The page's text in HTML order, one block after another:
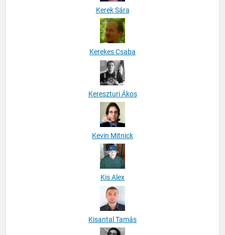
Kerek Sára
Kerekes Csaba
Kereszturi Ákos
Kevin Mitnick
Kis Alex
Kisantal Tamás